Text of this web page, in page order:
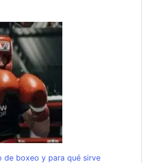
de boxeo y para qué sirve